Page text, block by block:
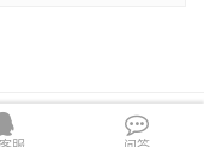
by 绘世界